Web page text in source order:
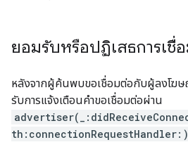
ยอมรับหรือปฏิเสธการเชื่
หลังจากผู้ค้นพบขอเชื่อมต่อกับผู้ลงโฆษ
รับการแจ้งเตือนคำขอเชื่อมต่อผ่าน
th:connectionRequestHandler:)